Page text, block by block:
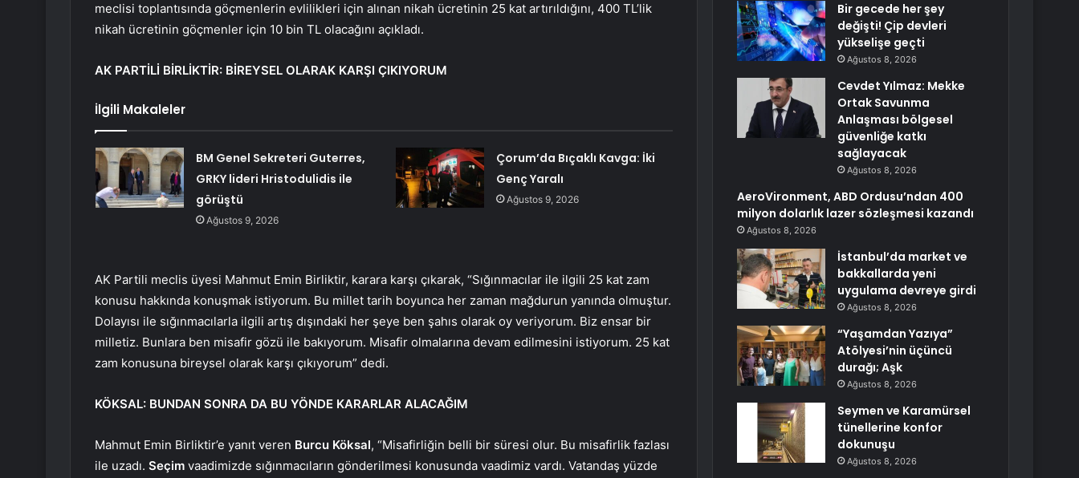
meclisi toplantısında göçmenlerin evlilikleri için alınan nikah ücretinin 25 kat artırıldığını, 400 TL’lik
nikah ücretinin göçmenler için 10 bin TL olacağını açıkladı.
AK PARTİLİ BİRLİKTİR: BİREYSEL OLARAK KARŞI ÇIKIYORUM
İlgili Makaleler
BM Genel Sekreteri Guterres,
GRKY lideri Hristodulidis ile
görüştü
Ağustos 9, 2026
Çorum’da Bıçaklı Kavga: İki
Genç Yaralı
Ağustos 9, 2026
AK Partili meclis üyesi Mahmut Emin Birliktir, karara karşı çıkarak, “Sığınmacılar ile ilgili 25 kat zam
konusu hakkında konuşmak istiyorum. Bu millet tarih boyunca her zaman mağdurun yanında olmuştur.
Dolayısı ile sığınmacılarla ilgili artış dışındaki her şeye ben şahıs olarak oy veriyorum. Biz ensar bir
milletiz. Bunlara ben misafir gözü ile bakıyorum. Misafir olmalarına devam edilmesini istiyorum. 25 kat
zam konusuna bireysel olarak karşı çıkıyorum” dedi.
KÖKSAL: BUNDAN SONRA DA BU YÖNDE KARARLAR ALACAĞIM
Mahmut Emin Birliktir’e yanıt veren Burcu Köksal, “Misafirliğin belli bir süresi olur. Bu misafirlik fazlası
ile uzadı. Seçim vaadimizde sığınmacıların gönderilmesi konusunda vaadimiz vardı. Vatandaş yüzde
Bir gecede her şey
değişti! Çip devleri
yükselişe geçti
Ağustos 8, 2026
Cevdet Yılmaz: Mekke
Ortak Savunma
Anlaşması bölgesel
güvenliğe katkı
sağlayacak
Ağustos 8, 2026
AeroVironment, ABD Ordusu’ndan 400
milyon dolarlık lazer sözleşmesi kazandı
Ağustos 8, 2026
İstanbul’da market ve
bakkallarda yeni
uygulama devreye girdi
Ağustos 8, 2026
“Yaşamdan Yazıya”
Atölyesi’nin üçüncü
durağı; Aşk
Ağustos 8, 2026
Seymen ve Karamürsel
tünellerine konfor
dokunuşu
Ağustos 8, 2026